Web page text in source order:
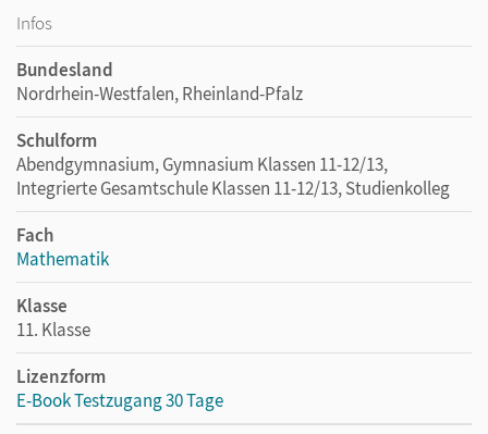
Infos
Bundesland
Nordrhein-Westfalen, Rheinland-Pfalz
Schulform
Abendgymnasium, Gymnasium Klassen 11-12/13,
Integrierte Gesamtschule Klassen 11-12/13, Studienkolleg
Fach
Mathematik
Klasse
11. Klasse
Lizenzform
E-Book Testzugang 30 Tage